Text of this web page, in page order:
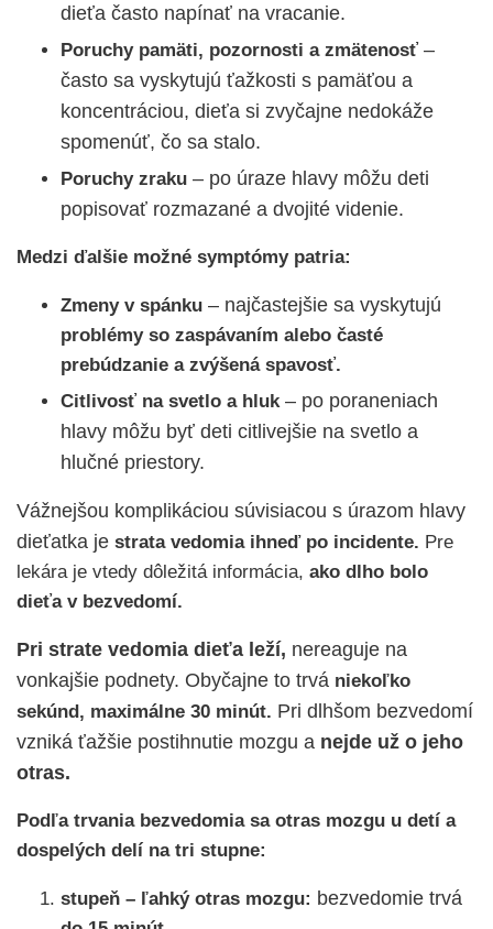
dieťa často napínať na vracanie.
Poruchy pamäti, pozornosti a zmätenosť–
často sa vyskytujú ťažkosti s pamäťou a
koncentráciou, dieťa si zvyčajne nedokáže
spomenúť, čo sa stalo.
Poruchy zraku – po úraze hlavy môžu deti
popisovať rozmazané a dvojité videnie.
Medzi ďalšie možné symptómy patria:
Zmeny v spánku – najčastejšie sa vyskytujú
problémy so zaspávaním alebo časté
prebúdzanie a zvýšená spavosť.
Citlivosť na svetlo a hluk – po poraneniach
hlavy môžu byť deti citlivejšie na svetlo a
hlučné priestory.
Vážnejšou komplikáciou súvisiacou s úrazom hlavy
dieťatka je strata vedomia ihneď po incidente. Pre
lekára je vtedy dôležitá informácia, ako dlho bolo
dieťa v bezvedomí.
Pri strate vedomia dieťa leží, nereaguje na
vonkajšie podnety. Obyčajne to trvá niekoľko
sekúnd, maximálne 30 minút. Pri dlhšom bezvedomí
vzniká ťažšie postihnutie mozgu a nejde už o jeho
otras.
Podľa trvania bezvedomia sa otras mozgu u detí a
dospelých delí na tri stupne:
stupeň – ľahký otras mozgu: bezvedomie trvá